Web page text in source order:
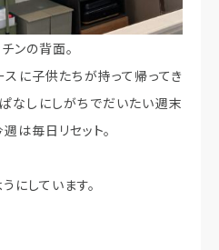
ンの背面。
に子供たちが持って帰ってき
なしにしがちでだいたい週末
は毎日リセット。
にしています。